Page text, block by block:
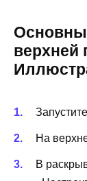
верхней
На
В